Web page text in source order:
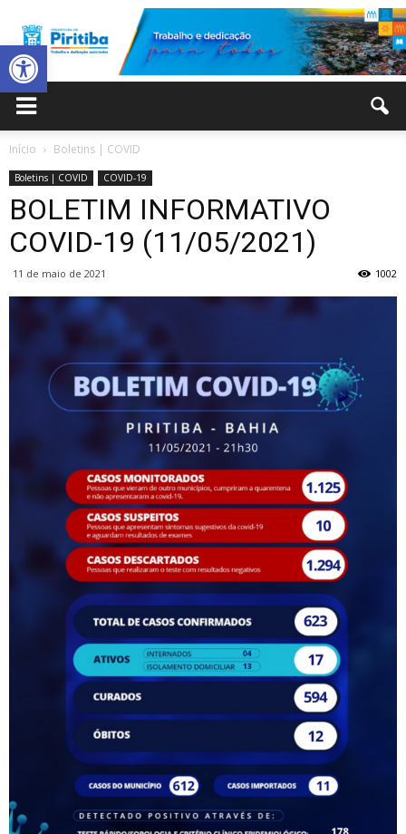
Abrir a barra de ferramentas
Municipal
Piritiba
Início Boletins | COVID
Boletins | COVID COVID-19
BOLETIM INFORMATIVO
COVID-19 (11/05/2021)
11 de maio de 2021 1002